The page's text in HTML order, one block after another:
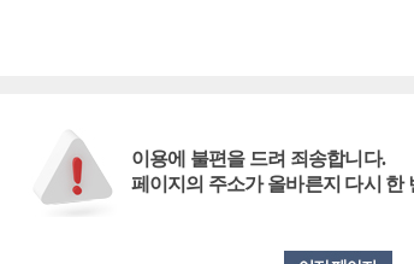
이용에 불편을 드려 죄송합니다.
페이지의 주소가 올바른지 다시 한